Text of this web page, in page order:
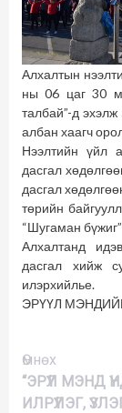
Алхалтын
ны 06 цаг 30
талбай”-д
албан хаагч
Нээлтийн үйл
дасгал
дасгал
төрийн
“Шугаман
Алхалтанд
дасгал хийж
илэрхийлье.
ЭРҮҮЛ
Үргэлжлүүлэх
Өмнөх
“ЭРҮҮЛ МЭНД
ИЛРҮҮЛЭГ,